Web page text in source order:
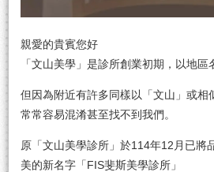
親愛的貴賓您好
「文山美學」是診所創業初期，以地區
但因為附近有許多同樣以「文山」或相
常常容易混淆甚至找不到我們。
原「文山美學診所」於114年12月已將
美的新名字「FIS斐斯美學診所」